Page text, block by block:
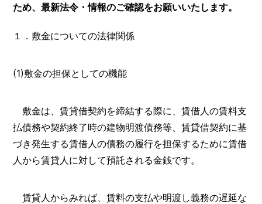
ため、最新法令・情報のご確認をお願いいたします。
１．敷金についての法律関係
(1)敷金の担保としての機能
敷金は、賃貸借契約を締結する際に、賃借人の賃料支
払債務や契約終了時の建物明渡債務等、賃貸借契約に基
づき発生する賃借人の債務の履行を担保するために賃借
人から賃貸人に対して預託される金銭です。
賃貸人からみれば、賃料の支払や明渡し義務の遅延な